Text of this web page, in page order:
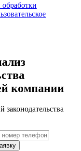
обработки
компании